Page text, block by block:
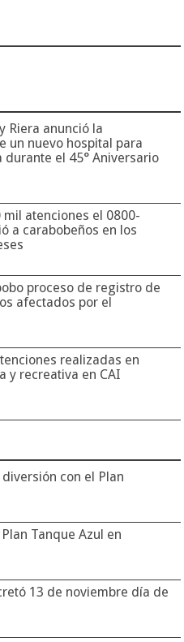
Riera anunció la
un nuevo hospital para
durante el 45° Aniversario
mil atenciones el 0800-
a carabobeños en los
proceso de registro de
afectados por el
realizadas en
y recreativa en CAI
con el Plan
Tanque Azul en
13 de noviembre día de